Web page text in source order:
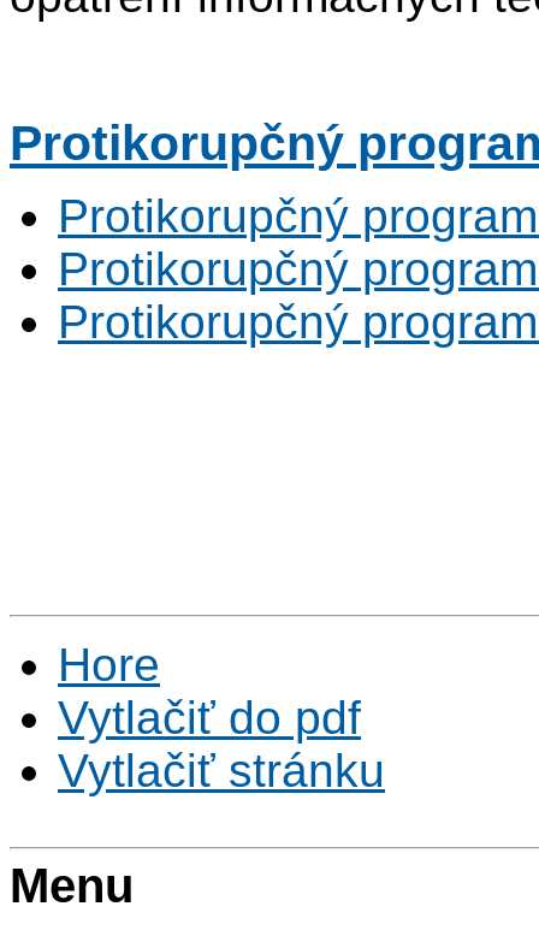
Protikorupčný
Protikorupčný
Protikorupčný
Protikorupčný
Hore
Vytlačiť do pdf
Vytlačiť stránku
Menu